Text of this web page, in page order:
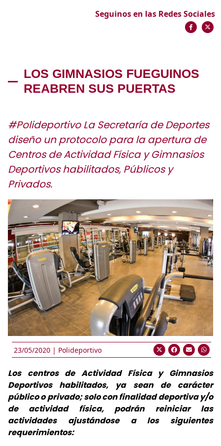
Seguinos en las Redes Sociales
LOS GIMNASIOS FUEGUINOS
REABREN SUS PUERTAS
#Polideportivo La Secretaría de Deportes
diseño un protocolo para la apertura de
Centros de Actividad Física y Gimnasios
Deportivos habilitados, Públicos y
Privados.
23/05/2020 | Polideportivo
Los centros de Actividad Física y Gimnasios
Deportivos habilitados, ya sean de carácter
público o privado; solo con finalidad deportiva y/o
de actividad física, podrán reiniciar las
actividades ajustándose a los siguientes
requerimientos: